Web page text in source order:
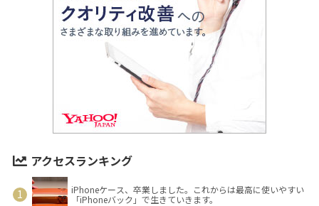
アクセスランキング
iPhoneケース、卒業しました。これからは最高に使いやすい
「iPhoneバック」で生きていきます。